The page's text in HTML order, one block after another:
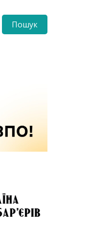
Пошук